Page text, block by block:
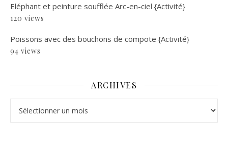
Eléphant et peinture soufflée Arc-en-ciel {Activité}
120 views
Poissons avec des bouchons de compote {Activité}
94 views
ARCHIVES